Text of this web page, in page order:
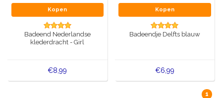
Kopen
Badeend Nederlandse
klederdracht - Girl
€8,99
Kopen
Badeendje Delfts blauw
€6,99
1